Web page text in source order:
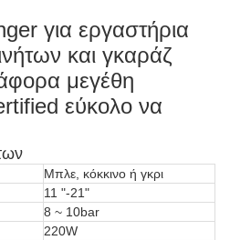
για εργαστήρια
και γκαράζ
μεγέθη
εύκολο να
Μπλε, κόκκινο ή γκρι
11 "-21"
8 ~ 10bar
220W